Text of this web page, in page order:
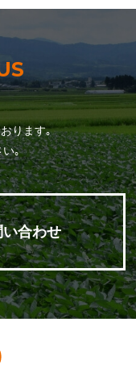
ります｡
い｡
合わせ